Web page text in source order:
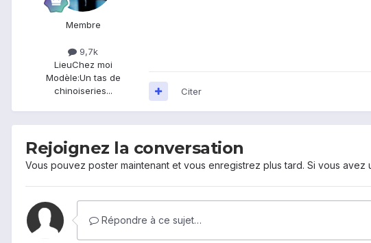
Membre
9,7k
LieuChez moi
Modèle:Un tas de
chinoiseries...
Citer
Rejoignez la conversation
Vous pouvez poster maintenant et vous enregistrez plus tard. Si vous avez
Répondre à ce sujet…